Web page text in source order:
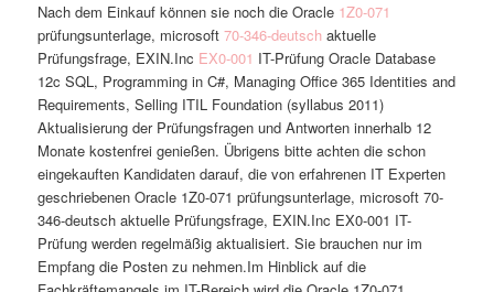
Nach dem Einkauf können sie noch die Oracle 1Z0-071
prüfungsunterlage, microsoft70-346-deutsch aktuelle
Prüfungsfrage, EXIN.Inc EX0-001 IT-Prüfung Oracle Database
12c SQL, Programming in C#, Managing Office 365 Identities and
Requirements, Selling ITIL Foundation (syllabus 2011)
Aktualisierung der Prüfungsfragen und Antworten innerhalb 12
Monate kostenfrei genießen. Übrigens bitte achten die schon
eingekauften Kandidaten darauf, die von erfahrenen IT Experten
geschriebenen Oracle 1Z0-071 prüfungsunterlage, microsoft 70-
346-deutsch aktuelle Prüfungsfrage, EXIN.Inc EX0-001 IT-
Prüfung werden regelmäßig aktualisiert. Sie brauchen nur im
Empfang die Posten zu nehmen.Im Hinblick auf die